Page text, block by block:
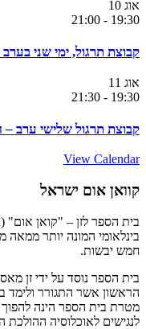
אוג 10
19:30
-
21:00
קבוצת תרגול, ימי שני
אוג 11
19:30
-
21:30
קבוצת תרגול שלישי ערב –
View Calendar
קוואן אום ישראל
בינלאומי המונה יותר ממאה
חמש יבשות.
בית הספר נוסד על ידי זן
הראשון אשר התגורר ולימד
מטרת בית הספר הינה להפוך
לנגישים לאוכלוסיה